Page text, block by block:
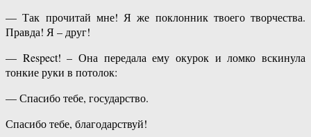
— Так прочитай мне! Я же поклонник твоего творчества.
Правда! Я – друг!
— Respect! – Она передала ему окурок и ломко вскинула
тонкие руки в потолок:
— Спасибо тебе, государство.
Спасибо тебе, благодарствуй!